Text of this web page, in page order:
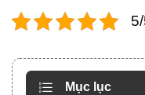
Mục lục